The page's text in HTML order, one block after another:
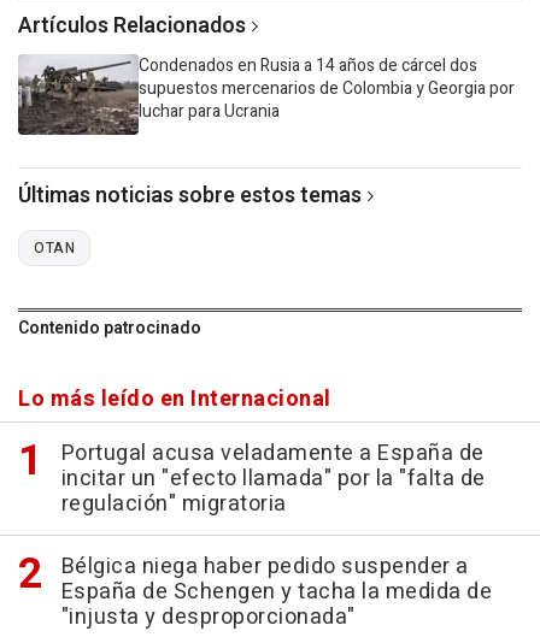
Artículos Relacionados
Condenados en Rusia a 14 años de cárcel dos
supuestos mercenarios de Colombia y Georgia por
luchar para Ucrania
Últimas noticias sobre estos temas
OTAN
Contenido patrocinado
Lo más leído en Internacional
Portugal acusa veladamente a España de
incitar un "efecto llamada" por la "falta de
regulación" migratoria
Bélgica niega haber pedido suspender a
España de Schengen y tacha la medida de
"injusta y desproporcionada"